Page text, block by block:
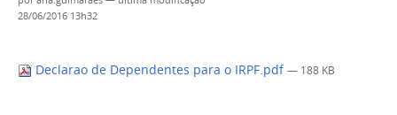
28/06/2016 13h32
Declarao de Dependentes para o IRPF.pdf — 188 KB